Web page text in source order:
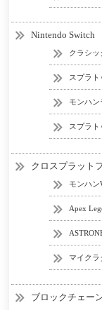
Nintendo Switch
クラシッ
スプラト
モンハン
スプラト
クロスプラット
モンハ
Apex
マイク
ブロックチェー